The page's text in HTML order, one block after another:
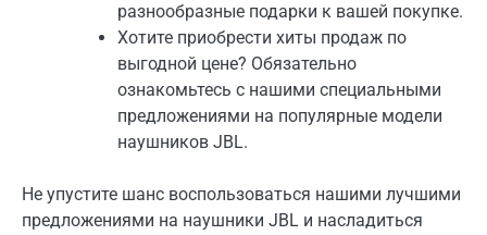
разнообразные подарки к вашей покупке.
Хотите приобрести хиты продаж по
выгодной цене? Обязательно
ознакомьтесь с нашими специальными
предложениями на популярные модели
наушников JBL.
Не упустите шанс воспользоваться нашими лучшими
предложениями на наушники JBL и насладиться